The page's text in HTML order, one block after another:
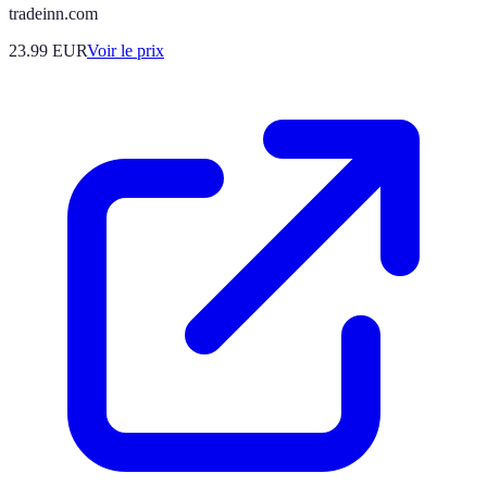
tradeinn.com
23.99 EURVoir le prix